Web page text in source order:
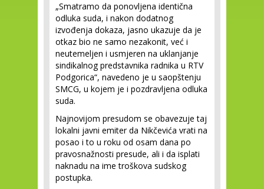
„Smatramo da ponovljena identična
odluka suda, i nakon dodatnog
izvođenja dokaza, jasno ukazuje da je
otkaz bio ne samo nezakonit, već i
neutemeljen i usmjeren na uklanjanje
sindikalnog predstavnika radnika u RTV
Podgorica“, navedeno je u saopštenju
SMCG, u kojem je i pozdravljena odluka
suda.
Najnovijom presudom se obavezuje taj
lokalni javni emiter da Nikčevića vrati na
posao i to u roku od osam dana po
pravosnažnosti presude, ali i da isplati
naknadu na ime troškova sudskog
postupka.